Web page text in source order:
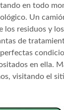
en todo
Un
los residuos y
de
en ella.
visitando el